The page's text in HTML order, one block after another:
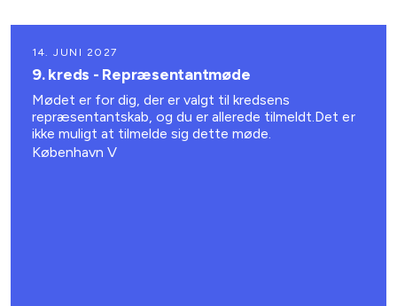
14. JUNI 2027
9. kreds - Repræsentantmøde
Mødet er for dig, der er valgt til kredsens
repræsentantskab, og du er allerede tilmeldt.Det er
ikke muligt at tilmelde sig dette møde.
København V